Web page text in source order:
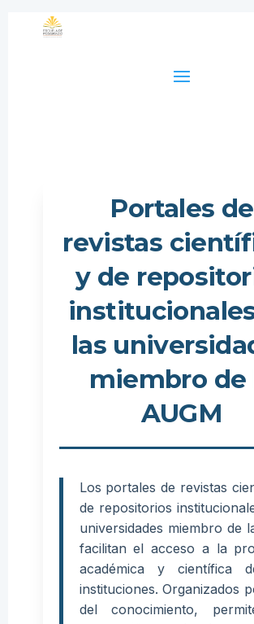
Portales de
revistas
y de
las
miembro de
AUGM
Los portales de revistas
de repositorios
universidades miembro de
facilitan el acceso a la
académica y científica
instituciones. Organizados
del conocimiento,